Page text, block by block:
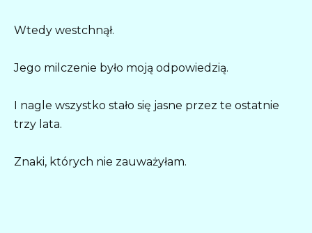
Wtedy westchnął.
Jego milczenie było moją odpowiedzią.
I nagle wszystko stało się jasne przez te ostatnie
trzy lata.
Znaki, których nie zauważyłam.